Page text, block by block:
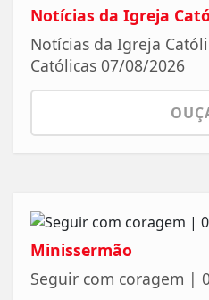
Notícias da Igreja
Notícias da Igreja
Católicas 07/08/2026
Minissermão
Seguir com coragem |